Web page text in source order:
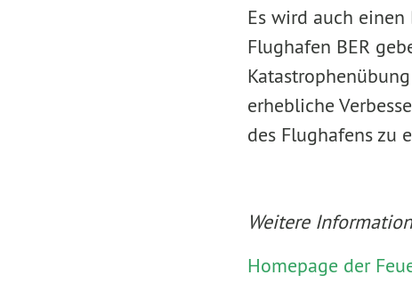
Es wird auch
Flughafen BER
erhebliche
des Flughafens zu
Weitere
Homepage der